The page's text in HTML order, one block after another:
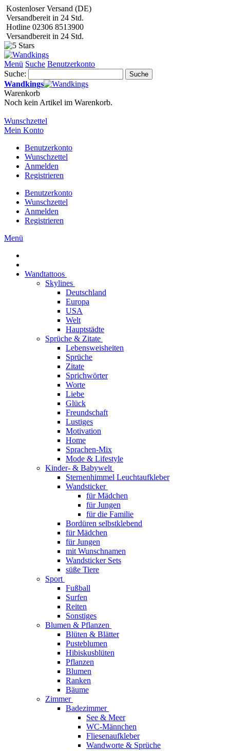
Kostenloser Versand (DE)
Versandbereit in 24 Std.
Hotline 02306 8513900
Versandbereit in 24 Std.
Menü Suche Benutzerkonto
Suche:
Suche
Wandkings
Warenkorb
Noch kein Artikel im Warenkorb.
Wunschzettel
Mein Konto
Benutzerkonto
Wunschzettel
Anmelden
Registrieren
Benutzerkonto
Wunschzettel
Anmelden
Registrieren
Menü
Wandtattoos
Skylines
Deutschland
Europa
USA
Welt
Hauptstädte
Sprüche & Zitate
Lebensweisheiten
Sprüche
Zitate
Sprichwörter
Worte
Liebe
Glück
Freundschaft
Lustiges
Motivation
Home
Sprachen-Mix
Mode & Lifestyle
Kinder- & Babywelt
Sternenhimmel Leuchtaufkleber
Wandsticker
für Mädchen
für Jungen
für die Familie
Bordüren selbstklebend
für Mädchen
für Jungen
mit Wunschnamen
Wandsticker Sets
süße Tiere
Sport
Fußball
Surfen
Reiten
Sonstiges
Blumen & Pflanzen
Blüten & Blätter
Pusteblumen
Hibiskusblüten
Pflanzen
Blumen
Ranken
Bäume
Zimmer
Badezimmer
See & Meer
WC-Männchen
Fliesenaufkleber
Wandworte & Sprüche